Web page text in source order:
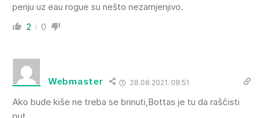
penju uz eau rogue su nešto nezamjenjivo.
2 0
Webmaster 28.08.2021. 08:51
Ako bude kiše ne treba se brinuti,Bottas je tu da raščisti